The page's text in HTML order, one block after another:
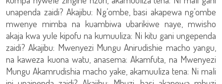
unapenda zaidi? Akajibu: Ng’ombe, basi akapewa ng’ombe
mwenye mimba na kuambiwa ubarikiwe naye, mwisho
akaja kwa yule kipofu na kumuuliza: Ni kitu gani ungependa
zaidi? Akajibu: Mwenyezi Mungu Anirudishie macho yangu,
na kaweza kuona watu, anasema: Akamfuta, na Mwenyezi
Mungu Akamrudishia macho yake, akamuuliza tena: Ni mali